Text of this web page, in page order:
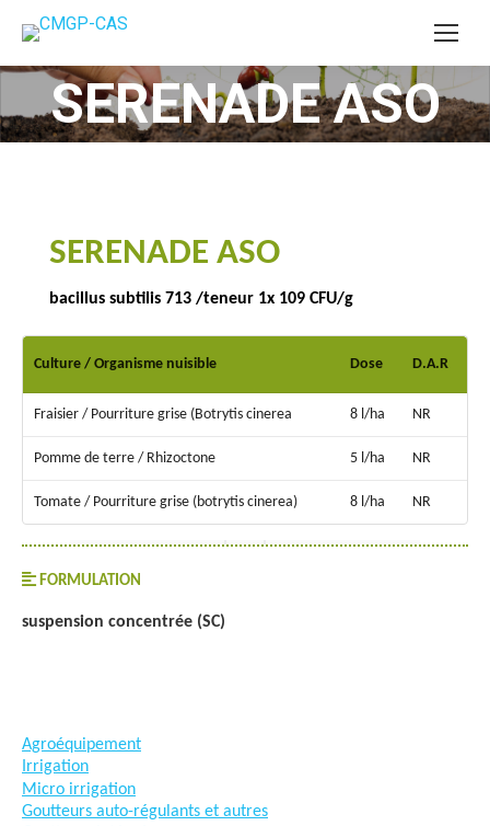
SERENADE ASO
Vous êtes ici :
SERENADE ASO
bacillus subtilis 713 /teneur 1x 109 CFU/g
Culture / Organisme nuisible Dose D.A.R
Fraisier / Pourriture grise (Botrytis cinerea 8 l/ha NR
Pomme de terre / Rhizoctone 5 l/ha NR
Tomate / Pourriture grise (botrytis cinerea) 8 l/ha NR
FORMULATION
suspension concentrée (SC)
Agroéquipement
Irrigation
Micro irrigation
Goutteurs auto-régulants et autres